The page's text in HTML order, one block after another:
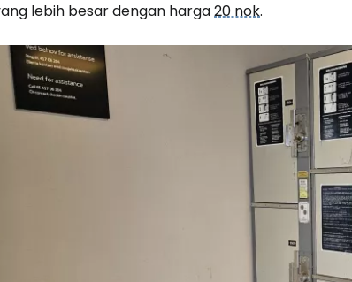
lebih besar dengan harga20 nok.